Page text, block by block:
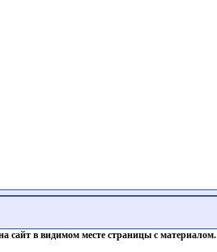
сайт в видимом месте страницы с материалом.